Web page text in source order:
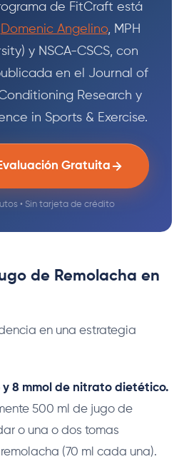
de FitCraft está
Domenic Angelino, MPH
y NSCA-CSCS, con
en el Journal of
Research y
in Sports & Exercise.
Gratuita
• Sin tarjeta de crédito
de Remolacha en
en una estrategia
8 mmol de nitrato dietético.
500 ml de jugo de
o una o dos tomas
(70 ml cada una).